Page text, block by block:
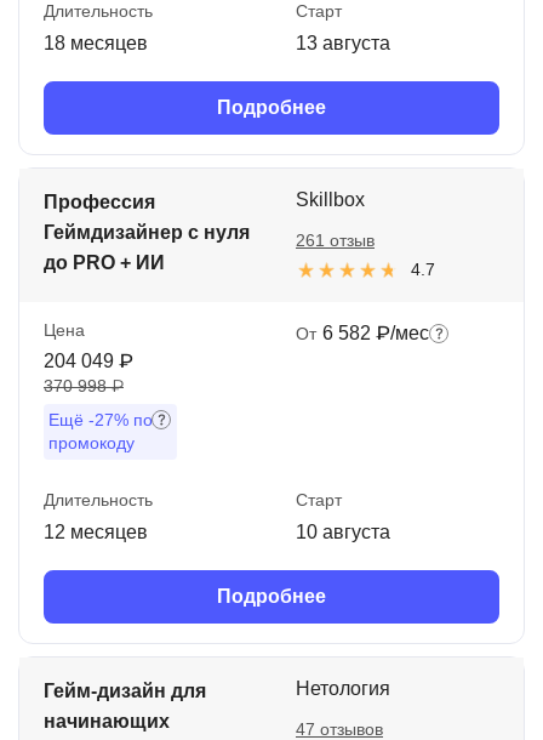
Длительность
18 месяцев
Старт
13 августа
Подробнее
Профессия
Геймдизайнер с нуля
до PRO + ИИ
Skillbox
4.7
261 отзыв
Цена
204 049 ₽
370 998 ₽
Ещё -27% по
промокоду
От 6 582 ₽/мес
Длительность
12 месяцев
Старт
10 августа
Подробнее
Гейм-дизайн для
начинающих
Нетология
47 отзывов